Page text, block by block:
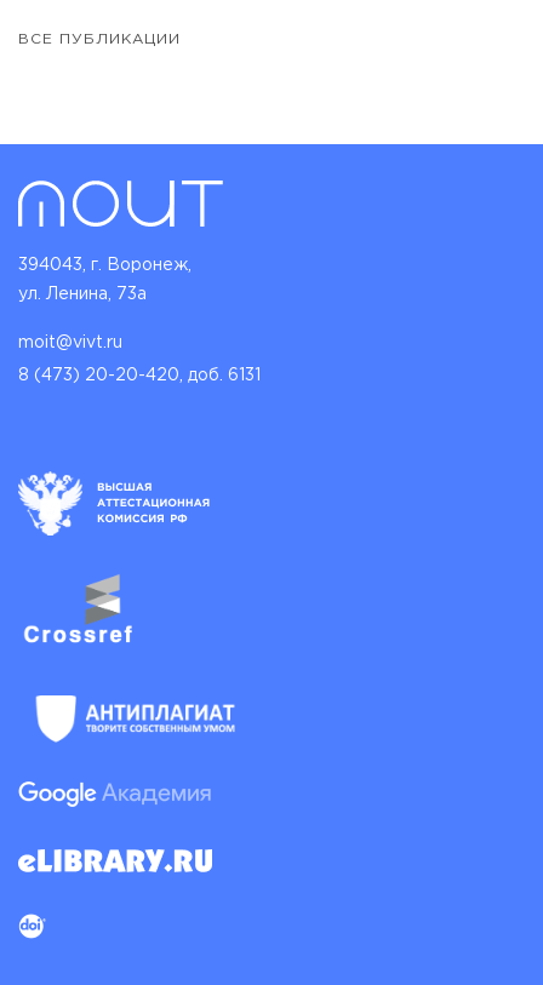
ВСЕ ПУБЛИКАЦИИ
394043, г. Воронеж,
ул. Ленина, 73а
moit@vivt.ru
8 (473) 20-20-420, доб. 6131